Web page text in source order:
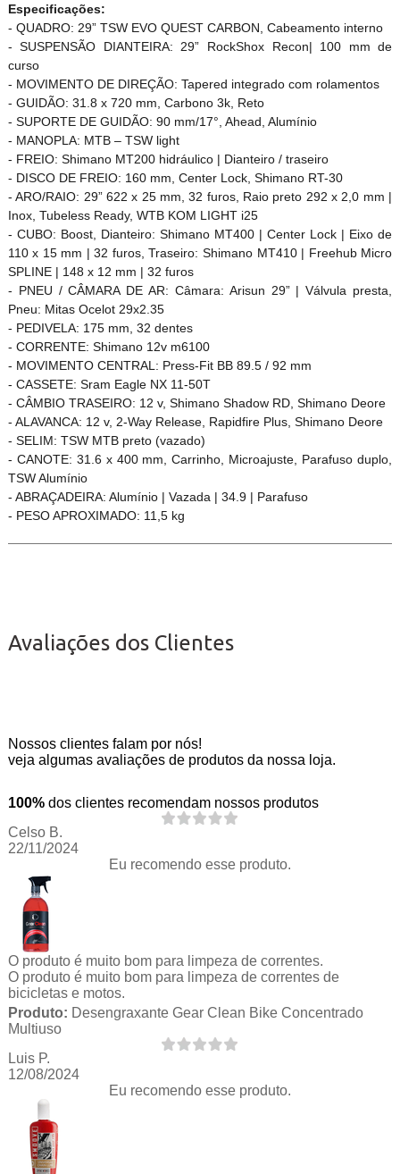
Especificações:
- QUADRO: 29” TSW EVO QUEST CARBON, Cabeamento interno
- SUSPENSÃO DIANTEIRA: 29” RockShox Recon| 100 mm de
curso
- MOVIMENTO DE DIREÇÃO: Tapered integrado com rolamentos
- GUIDÃO: 31.8 x 720 mm, Carbono 3k, Reto
- SUPORTE DE GUIDÃO: 90 mm/17°, Ahead, Alumínio
- MANOPLA: MTB – TSW light
- FREIO: Shimano MT200 hidráulico | Dianteiro / traseiro
- DISCO DE FREIO: 160 mm, Center Lock, Shimano RT-30
- ARO/RAIO: 29” 622 x 25 mm, 32 furos, Raio preto 292 x 2,0 mm |
Inox, Tubeless Ready, WTB KOM LIGHT i25
- CUBO: Boost, Dianteiro: Shimano MT400 | Center Lock | Eixo de
110 x 15 mm | 32 furos, Traseiro: Shimano MT410 | Freehub Micro
SPLINE | 148 x 12 mm | 32 furos
- PNEU / CÂMARA DE AR: Câmara: Arisun 29” | Válvula presta,
Pneu: Mitas Ocelot 29x2.35
- PEDIVELA: 175 mm, 32 dentes
- CORRENTE: Shimano 12v m6100
- MOVIMENTO CENTRAL: Press-Fit BB 89.5 / 92 mm
- CASSETE: Sram Eagle NX 11-50T
- CÂMBIO TRASEIRO: 12 v, Shimano Shadow RD, Shimano Deore
- ALAVANCA: 12 v, 2-Way Release, Rapidfire Plus, Shimano Deore
- SELIM: TSW MTB preto (vazado)
- CANOTE: 31.6 x 400 mm, Carrinho, Microajuste, Parafuso duplo,
TSW Alumínio
- ABRAÇADEIRA: Alumínio | Vazada | 34.9 | Parafuso
- PESO APROXIMADO: 11,5 kg
Avaliações dos Clientes
Nossos clientes falam por nós!
veja algumas avaliações de produtos da nossa loja.
100% dos clientes recomendam nossos produtos
Celso B.
22/11/2024
Eu recomendo esse produto.
O produto é muito bom para limpeza de correntes.
O produto é muito bom para limpeza de correntes de
bicicletas e motos.
Produto: Desengraxante Gear Clean Bike Concentrado
Multiuso
Luis P.
12/08/2024
Eu recomendo esse produto.